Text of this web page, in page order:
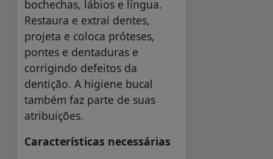
bochechas, lábios e língua.
Restaura e extrai dentes,
projeta e coloca próteses,
pontes e dentaduras e
corrigindo defeitos da
dentição. A higiene bucal
também faz parte de suas
atribuições.
Características necessárias